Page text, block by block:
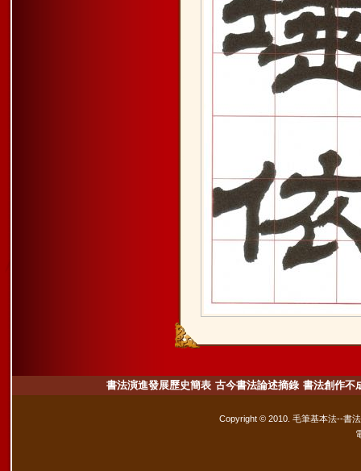
書法演進發展歷史簡表 古今書法論述摘錄 書法創作不
Copyright © 2010. 毛筆基本法--書